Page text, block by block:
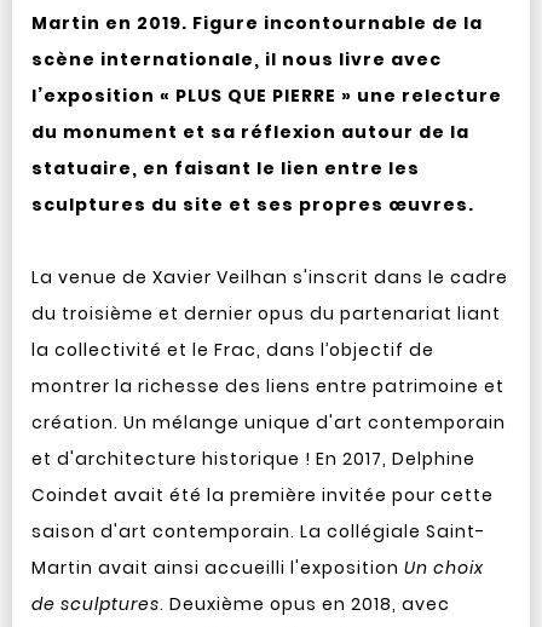
Martin en 2019. Figure incontournable de la
scène internationale, il nous livre avec
l’exposition « PLUS QUE PIERRE » une relecture
du monument et sa réflexion autour de la
statuaire, en faisant le lien entre les
sculptures du site et ses propres œuvres.
La venue de Xavier Veilhan s'inscrit dans le cadre
du troisième et dernier opus du partenariat liant
la collectivité et le Frac, dans l’objectif de
montrer la richesse des liens entre patrimoine et
création. Un mélange unique d'art contemporain
et d'architecture historique ! En 2017, Delphine
Coindet avait été la première invitée pour cette
saison d'art contemporain. La collégiale Saint-
Martin avait ainsi accueilli l'exposition Un choix
de sculptures. Deuxième opus en 2018, avec